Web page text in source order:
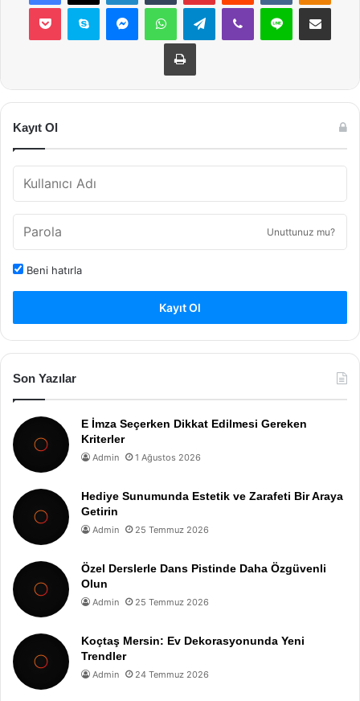
Pocket Skype MessengerWhatsAppTelegramViber Line E-Posta ile
Yazdır
Kayıt Ol
Unuttunuz mu?
Beni hatırla
Kayıt Ol
Son Yazılar
E İmza Seçerken Dikkat Edilmesi Gereken
Kriterler
Admin 1 Ağustos 2026
Hediye Sunumunda Estetik ve Zarafeti Bir Araya
Getirin
Admin 25 Temmuz 2026
Özel Derslerle Dans Pistinde Daha Özgüvenli
Olun
Admin 25 Temmuz 2026
Koçtaş Mersin: Ev Dekorasyonunda Yeni
Trendler
Admin 24 Temmuz 2026